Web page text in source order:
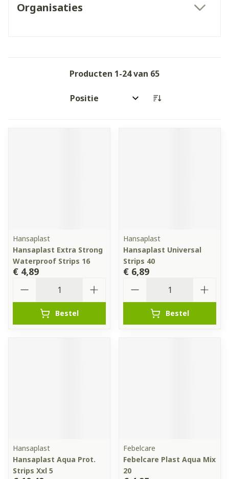
Organisaties
Producten 1-24van 65
Sorteer op:
Hansaplast
Hansaplast Extra Strong
Waterproof Strips 16
€ 4,89
Bestel
Hansaplast
Hansaplast Universal
Strips 40
€ 6,89
Bestel
Hansaplast
Hansaplast Aqua Prot.
Strips Xxl 5
Febelcare
Febelcare Plast Aqua Mix
20